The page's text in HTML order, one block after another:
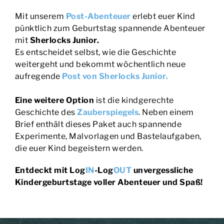
Mit unserem Post-Abenteuer erlebt euer Kind
pünktlich zum Geburtstag spannende Abenteuer
mit Sherlocks Junior.
Es entscheidet selbst, wie die Geschichte
weitergeht und bekommt wöchentlich neue
aufregende Post von Sherlocks Junior.
Eine weitere Option ist die kindgerechte
Geschichte desZauberspiegels. Neben einem
Brief enthält dieses Paket auch spannende
Experimente, Malvorlagen und Bastelaufgaben,
die euer Kind begeistern werden.
Entdeckt mit LogIN-LogOUT unvergessliche
Kindergeburtstage voller Abenteuer und Spaß!